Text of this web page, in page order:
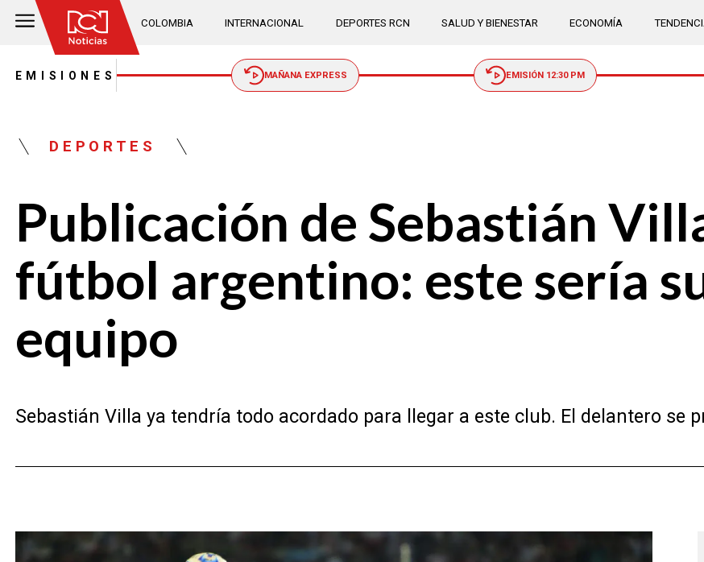
COLOMBIA INTERNACIONAL DEPORTES RCN SALUD Y BIENESTAR ECONOMÍA
EMISIONES MAÑANA EXPRESS EMISIÓN 12:30 PM
DEPORTES
Publicación de Sebastián
fútbol argentino: este sería
equipo
Sebastián Villa ya tendría todo acordado para llegar a este club. El delantero se